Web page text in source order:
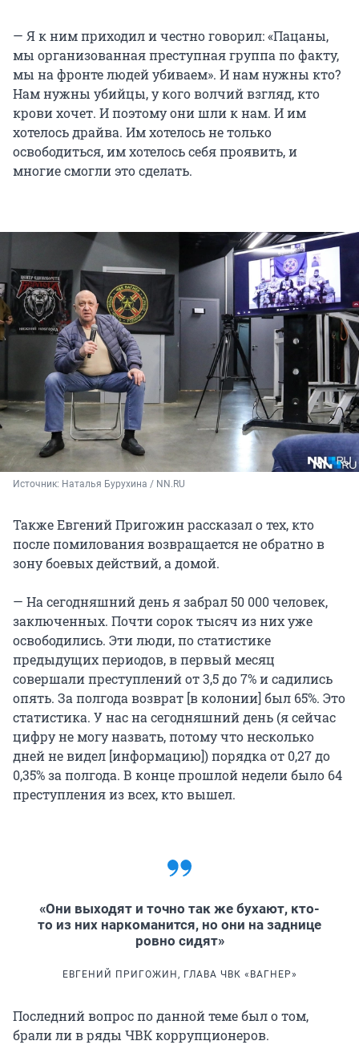
— Я к ним приходил и честно говорил: «Пацаны,
мы организованная преступная группа по факту,
мы на фронте людей убиваем». И нам нужны кто?
Нам нужны убийцы, у кого волчий взгляд, кто
крови хочет. И поэтому они шли к нам. И им
хотелось драйва. Им хотелось не только
освободиться, им хотелось себя проявить, и
многие смогли это сделать.
Источник: Наталья Бурухина / NN.RU
Также Евгений Пригожин рассказал о тех, кто
после помилования возвращается не обратно в
зону боевых действий, а домой.
— На сегодняшний день я забрал 50 000 человек,
заключенных. Почти сорок тысяч из них уже
освободились. Эти люди, по статистике
предыдущих периодов, в первый месяц
совершали преступлений от 3,5 до 7% и садились
опять. За полгода возврат [в колонии] был 65%. Это
статистика. У нас на сегодняшний день (я сейчас
цифру не могу назвать, потому что несколько
дней не видел [информацию]) порядка от 0,27 до
0,35% за полгода. В конце прошлой недели было 64
преступления из всех, кто вышел.
«Они выходят и точно так же бухают, кто-
то из них наркоманится, но они на заднице
ровно сидят»
ЕВГЕНИЙ ПРИГОЖИН, ГЛАВА ЧВК «ВАГНЕР»
Последний вопрос по данной теме был о том,
брали ли в ряды ЧВК коррупционеров.